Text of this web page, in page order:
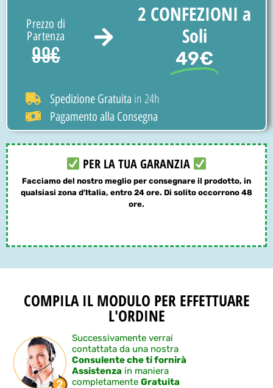
Prezzo di
Partenza
99€
2 CONFEZIONI a
Soli
49€
Spedizione Gratuita in 24h
Pagamento alla Consegna
PER LA TUA GARANZIA
Facciamo del nostro meglio per consegnare il prodotto, in
qualsiasi zona d’Italia, entro 24 ore. Di solito occorrono 48
ore.
COMPILA IL MODULO PER EFFETTUARE
L'ORDINE
Successivamente verrai
contattata da una nostra
Consulente che ti fornirà
Assistenza in maniera
completamente Gratuita